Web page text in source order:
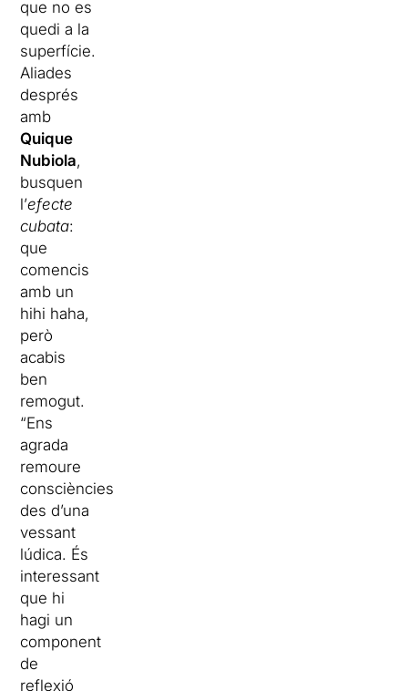
que no es
quedi a la
superfície.
Aliades
després
amb
Quique
Nubiola,
busquen
l’efecte
cubata:
que
comencis
amb un
hihi haha,
però
acabis
ben
remogut.
“Ens
agrada
remoure
consciències
des d’una
vessant
lúdica. És
interessant
que hi
hagi un
component
de
reflexió